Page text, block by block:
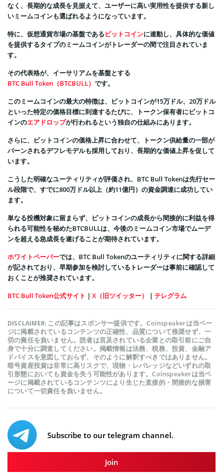
なく、長期的な成長を見据えて、ユーザーに高い実用性を提供する新し
いミームコインも選ばれるようになっています。
特に、仮想通貨市場の基盤であるビットコインに連動し、具体的な価値
を提供するタイプのミームコインがトレーダーの間で注目されていま
す。
その代表格が、イーサリアムを基盤とする
BTC Bull Token（BTCBULL） です。
このミームコインの最大の特徴は、ビットコインが15万ドル、20万ドル
といった特定の価格目標に到達するたびに、トークン保有者にビットコ
インのエアドロップが行われるという独自の仕組みにあります。
さらに、ビットコインの価格上昇に合わせて、トークン供給量の一部が
バーンされるデフレモデルも採用しており、長期的な価値上昇を促して
います。
こうした明確なユーティリティが評価され、BTC Bull Tokenは先行セー
ル段階で、すでに800万ドル以上（約11億円）の資金調達に成功してい
ます。
単なる投機対象に留まらず、ビットコインの成長から間接的に利益を得
られる可能性を秘めたBTCBULLは、今後のミームコイン市場でムーデ
ンを超える急成長を遂げることが期待されています。
ホワイトペーパーでは、BTC Bull Tokenのユーティリティに関する詳細
が記されており、早期参加を検討しているトレーダーは事前に確認して
おくことが推奨されています。
BTC Bull Token公式サイト ｜ X（旧ツイッター） ｜ テレグラム
DISCLAIMER: この記事はスポンサー提供です。Coinspeakerは当ペー
ジに掲載されているコンテンツの正確性、品質について推奨せず、一
切の責任を負いません。読者は言及されている企業との取引前にご自
身で十分に調査してください。掲載情報は法務、税務、投資、金融ア
ドバイスを意図しておらず、そのように解釈すべきではありません。
暗号資産投資は非常に高リスクで、現物・レバレッジなどいずれの取
引形態においても資金を失う可能性があります。Coinspeakerは当ペ
ージに掲載されているコンテンツにより生じた直接的・間接的な損害
について一切責任を負いません。
Subscribe to our telegram channel.
Join